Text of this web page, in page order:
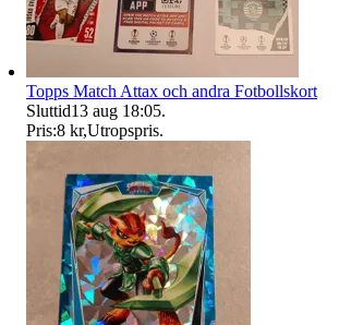
Topps Match Attax och andra Fotbollskort
Sluttid13 aug 18:05.
Pris:8 kr,Utropspris.